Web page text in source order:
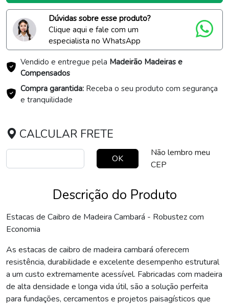
Dúvidas sobre esse produto?
Clique aqui e fale com um
especialista no WhatsApp
Vendido e entregue pela Madeirão Madeiras e
Compensados
Compra garantida: Receba o seu produto com segurança
e tranquilidade
CALCULAR FRETE
OK
Não lembro meu
CEP
Descrição do Produto
Estacas de Caibro de Madeira Cambará - Robustez com
Economia
As estacas de caibro de madeira cambará oferecem
resistência, durabilidade e excelente desempenho estrutural
a um custo extremamente acessível. Fabricadas com madeira
de alta densidade e longa vida útil, são a solução perfeita
para fundações, cercamentos e projetos paisagísticos que